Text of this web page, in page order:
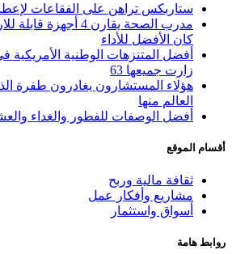
ستاربكس تراهن على الفقاعات
كان الأفضل للأداء
أفضل المتنزهات الوطنية الأمريكية
زارت جميعها 63
هؤلاء المستشارون يغادرون طفرة
العالم منها
أفضل الوصفات للفطور والغداء
أقسام الموقع
ثقافة مالية وربح
مشاريع وأفكار عمل
أسواق واستثمار
روابط هامة